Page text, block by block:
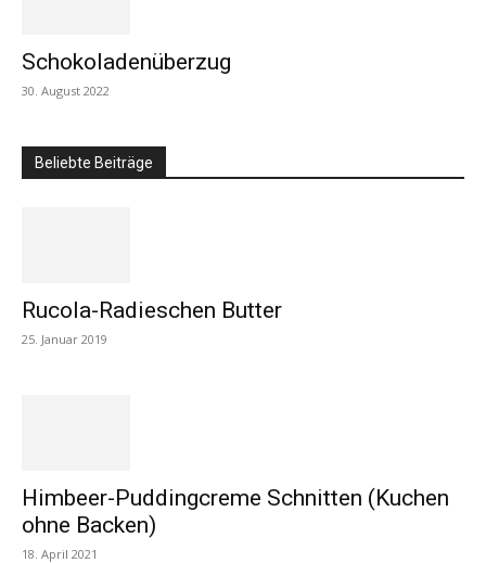
Schokoladenüberzug
30. August 2022
Beliebte Beiträge
Rucola-Radieschen Butter
25. Januar 2019
Himbeer-Puddingcreme Schnitten (Kuchen
ohne Backen)
18. April 2021